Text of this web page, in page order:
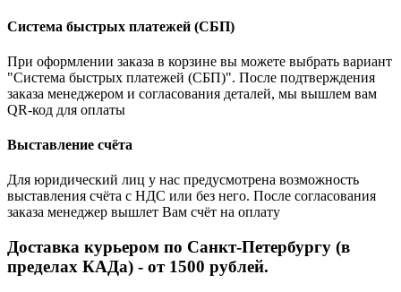
Система быстрых платежей (СБП)
При оформлении заказа в корзине вы можете выбрать вариант
"Система быстрых платежей (СБП)". После подтверждения
заказа менеджером и согласования деталей, мы вышлем вам
QR-код для оплаты
Выставление счёта
Для юридический лиц у нас предусмотрена возможность
выставления счёта с НДС или без него. После согласования
заказа менеджер вышлет Вам счёт на оплату
Доставка курьером по Санкт-Петербургу (в
пределах КАДа) - от 1500 рублей.